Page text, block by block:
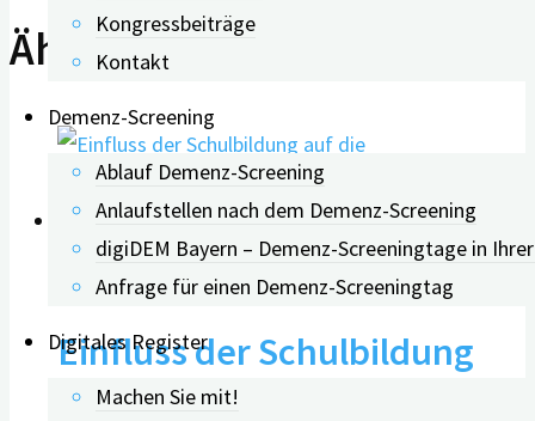
Kongressbeiträge
Kontakt
Demenz-Screening
Ablauf Demenz-Screening
Anlaufstellen nach dem Demenz-Screening
digiDEM Bayern – Demenz-Screeningtage in
Anfrage für einen Demenz-Screeningtag
Digitales Register
Machen Sie mit!
Ähnliche Beiträge
Einfluss der Schulbildung